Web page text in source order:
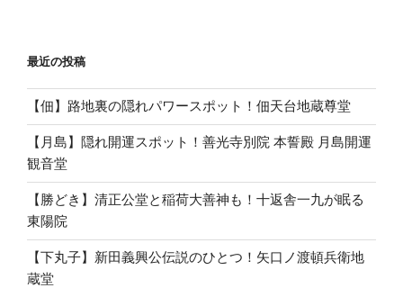
最近の投稿
【佃】路地裏の隠れパワースポット！佃天台地蔵尊堂
【月島】隠れ開運スポット！善光寺別院 本誓殿 月島開運
観音堂
【勝どき】清正公堂と稲荷大善神も！十返舎一九が眠る
東陽院
【下丸子】新田義興公伝説のひとつ！矢口ノ渡頓兵衛地
蔵堂